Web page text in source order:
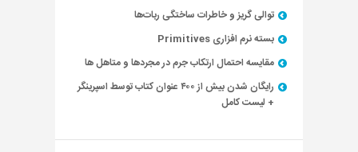
توالی گریز و خاطرات ساختگی ربات‌ها
بسته نرم افزاری Primitives
مقایسه احتمال ارتکاب جرم در مجردها و متاهل ها
رایگان شدن بیش از ۴۰۰ عنوان کتاب توسط اسپرینگر
+ لیست کامل